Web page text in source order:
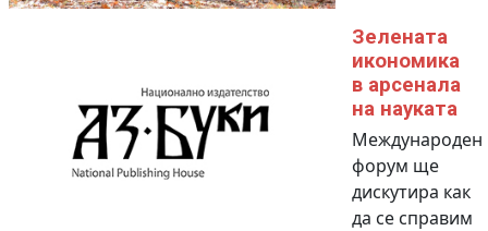
Зелената
икономика
в арсенала
на науката
Международен
форум ще
дискутира как
да се справим